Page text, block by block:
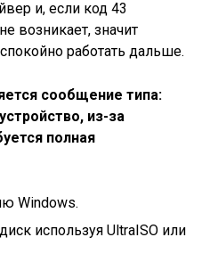
и, если код 43
возникает, значит
работать дальше.
сообщение типа:
из-за
полная
Windows.
используя UltraISO или